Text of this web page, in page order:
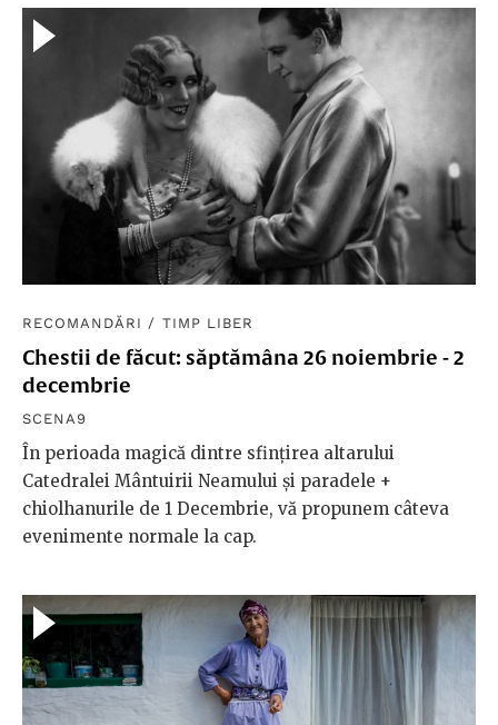
RECOMANDĂRI / TIMP LIBER
Chestii de făcut: săptămâna 26 noiembrie - 2
decembrie
SCENA9
În perioada magică dintre sfințirea altarului
Catedralei Mântuirii Neamului și paradele +
chiolhanurile de 1 Decembrie, vă propunem câteva
evenimente normale la cap.